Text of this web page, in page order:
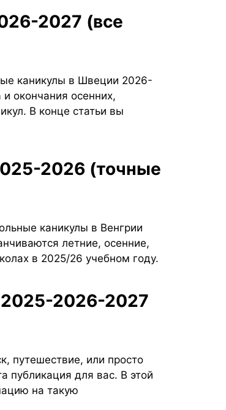
каникулы в Швеции 2026-
окончания осенних,
В конце статьи вы
каникулы в Венгрии
летние, осенние,
в 2025/26 учебном году.
путешествие, или просто
публикация для вас. В этой
на такую